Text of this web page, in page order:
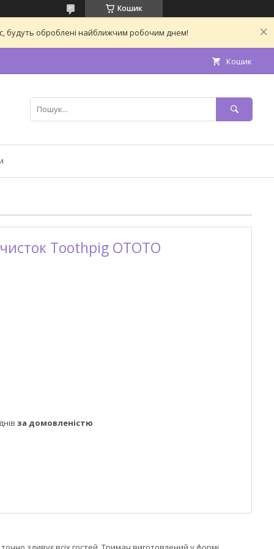
Кошик
будуть оброблені найближчим робочим днем!
Кошик
Toothpig OTOTO
за домовленістю